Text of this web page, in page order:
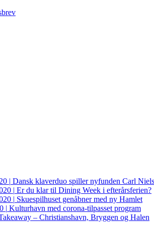
| Dansk klaverduo spiller nyfunden Carl
| Er du klar til Dining Week i efterårsferien?
| Skuespilhuset genåbner med ny Hamlet
| Kulturhavn med corona-tilpasset program
– Christianshavn, Bryggen og Halen